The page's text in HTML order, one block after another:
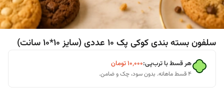
سلفون بسته بندی کوکی پک ۱۰ عددی (سایز ۱۰*۱۰ سانت)
هر قسط با ترب‌پی:۱۰٬۰۰۰تومان
۴ قسط ماهانه. بدون سود، چک و ضامن.